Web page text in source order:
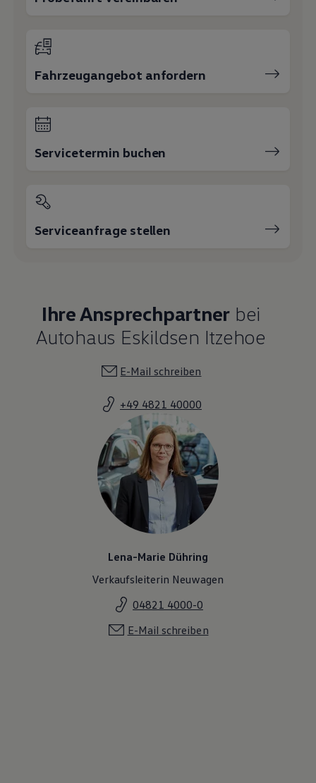
Fahrzeugangebot anfordern
Servicetermin buchen
Serviceanfrage stellen
Ihre Ansprechpartner bei
Autohaus Eskildsen Itzehoe
E-Mail schreiben
+49 4821 40000
Lena-Marie Dühring
Verkaufsleiterin Neuwagen
04821 4000-0
E-Mail schreiben